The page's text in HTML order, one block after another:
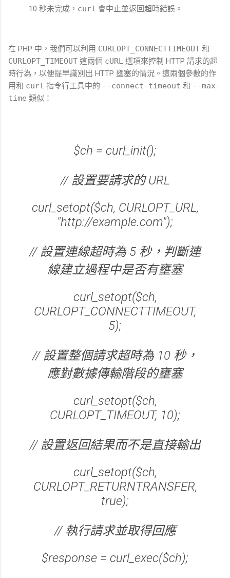
10 秒未完成， curl 會中止並返回超時錯誤。
在 PHP 中，我們可以利用 CURLOPT_CONNECTTIMEOUT 和
CURLOPT_TIMEOUT 這兩個 cURL 選項來控制 HTTP 請求的超
時行為，以便提早識別出 HTTP 壅塞的情況。這兩個參數的作
用和 curl 指令行工具中的 --connect-timeout 和 --max-
time 類似：
$ch = curl_init();
// 設置要請求的 URL
curl_setopt($ch, CURLOPT_URL,
"http://example.com");
// 設置連線超時為 5 秒，判斷連
線建立過程中是否有壅塞
curl_setopt($ch,
CURLOPT_CONNECTTIMEOUT,
5);
// 設置整個請求超時為 10 秒，
應對數據傳輸階段的壅塞
curl_setopt($ch,
CURLOPT_TIMEOUT, 10);
// 設置返回結果而不是直接輸出
curl_setopt($ch,
CURLOPT_RETURNTRANSFER,
true);
// 執行請求並取得回應
$response = curl_exec($ch);